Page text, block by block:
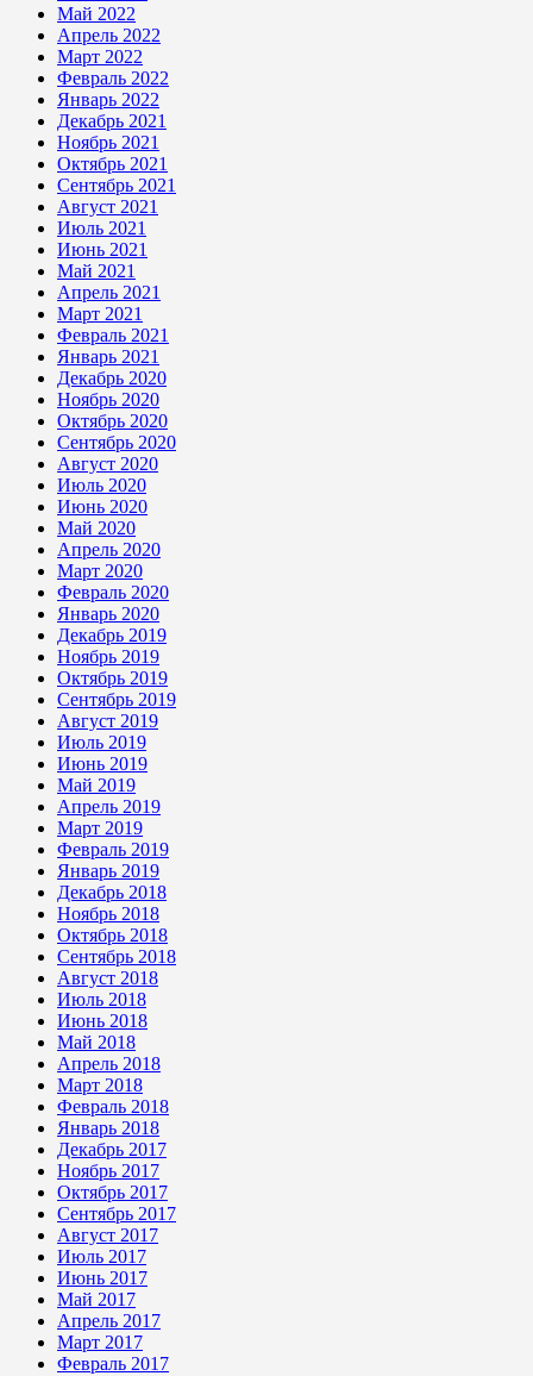
Май 2022
Апрель 2022
Март 2022
Февраль 2022
Январь 2022
Декабрь 2021
Ноябрь 2021
Октябрь 2021
Сентябрь 2021
Август 2021
Июль 2021
Июнь 2021
Май 2021
Апрель 2021
Март 2021
Февраль 2021
Январь 2021
Декабрь 2020
Ноябрь 2020
Октябрь 2020
Сентябрь 2020
Август 2020
Июль 2020
Июнь 2020
Май 2020
Апрель 2020
Март 2020
Февраль 2020
Январь 2020
Декабрь 2019
Ноябрь 2019
Октябрь 2019
Сентябрь 2019
Август 2019
Июль 2019
Июнь 2019
Май 2019
Апрель 2019
Март 2019
Февраль 2019
Январь 2019
Декабрь 2018
Ноябрь 2018
Октябрь 2018
Сентябрь 2018
Август 2018
Июль 2018
Июнь 2018
Май 2018
Апрель 2018
Март 2018
Февраль 2018
Январь 2018
Декабрь 2017
Ноябрь 2017
Октябрь 2017
Сентябрь 2017
Август 2017
Июль 2017
Июнь 2017
Май 2017
Апрель 2017
Март 2017
Февраль 2017